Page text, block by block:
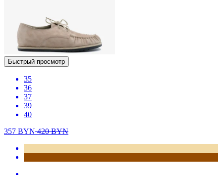
Быстрый просмотр
35
36
37
39
40
357 BYN420BYN